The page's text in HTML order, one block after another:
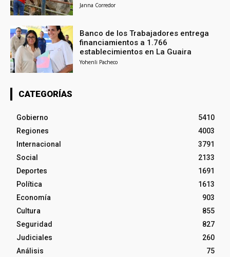
Janna Corredor
Banco de los Trabajadores entrega
financiamientos a 1.766
establecimientos en La Guaira
Yohenli Pacheco
CATEGORÍAS
Gobierno
5410
Regiones
4003
Internacional
3791
Social
2133
Deportes
1691
Política
1613
Economía
903
Cultura
855
Seguridad
827
Judiciales
260
Análisis
75